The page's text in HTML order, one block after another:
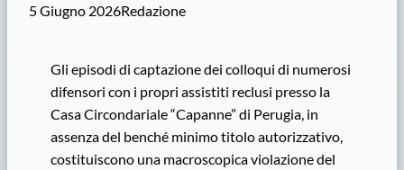
5 Giugno 2026Redazione
Gli episodi di captazione dei colloqui di numerosi
difensori con i propri assistiti reclusi presso la
Casa Circondariale “Capanne” di Perugia, in
assenza del benché minimo titolo autorizzativo,
costituiscono una macroscopica violazione del